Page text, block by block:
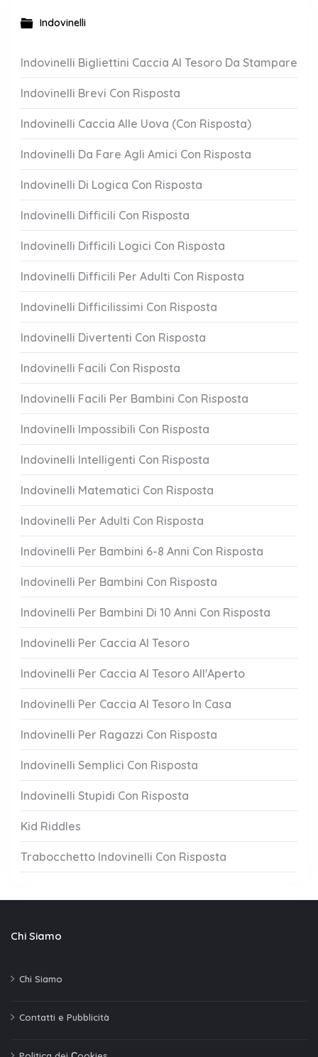
Indovinelli
Indovinelli Bigliettini Caccia Al Tesoro Da Stampare
Indovinelli Brevi Con Risposta
Indovinelli Caccia Alle Uova (Con Risposta)
Indovinelli Da Fare Agli Amici Con Risposta
Indovinelli Di Logica Con Risposta
Indovinelli Difficili Con Risposta
Indovinelli Difficili Logici Con Risposta
Indovinelli Difficili Per Adulti Con Risposta
Indovinelli Difficilissimi Con Risposta
Indovinelli Divertenti Con Risposta
Indovinelli Facili Con Risposta
Indovinelli Facili Per Bambini Con Risposta
Indovinelli Impossibili Con Risposta
Indovinelli Intelligenti Con Risposta
Indovinelli Matematici Con Risposta
Indovinelli Per Adulti Con Risposta
Indovinelli Per Bambini 6-8 Anni Con Risposta
Indovinelli Per Bambini Con Risposta
Indovinelli Per Bambini Di 10 Anni Con Risposta
Indovinelli Per Caccia Al Tesoro
Indovinelli Per Caccia Al Tesoro All'Aperto
Indovinelli Per Caccia Al Tesoro In Casa
Indovinelli Per Ragazzi Con Risposta
Indovinelli Semplici Con Risposta
Indovinelli Stupidi Con Risposta
Kid Riddles
Trabocchetto Indovinelli Con Risposta
Chi Siamo
Chi Siamo
Contatti e Pubblicità